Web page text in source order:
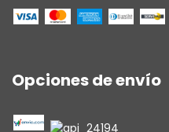
Opciones de envío